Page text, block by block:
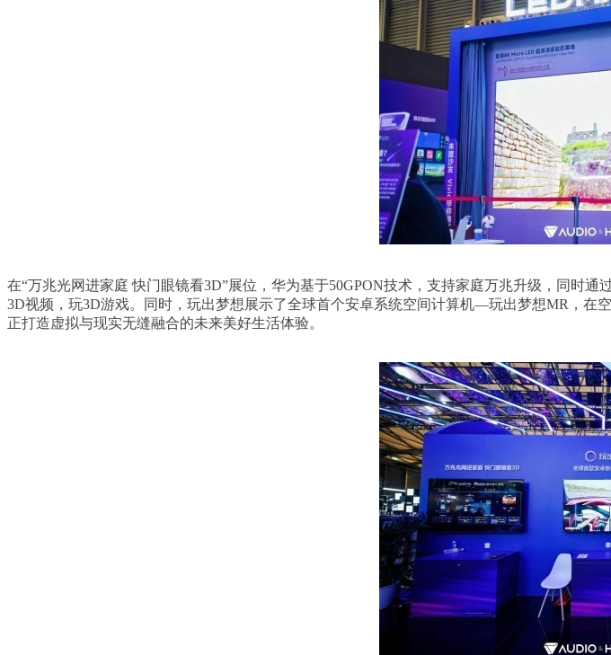
在“万兆光网进家庭 快门眼镜看3D”展位，华为基于50GPON技术，支持家庭万兆升级，同时
3D视频，玩3D游戏。同时，玩出梦想展示了全球首个安卓系统空间计算机—玩出梦想MR，
正打造虚拟与现实无缝融合的未来美好生活体验。